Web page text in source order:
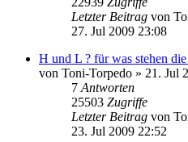
Letzter Beitrag von
27. Jul 2009 23:08
H und L ? für was stehen
von Toni-Torpedo » 21. Jul
7 Antworten
25503 Zugriffe
Letzter Beitrag von
23. Jul 2009 22:52